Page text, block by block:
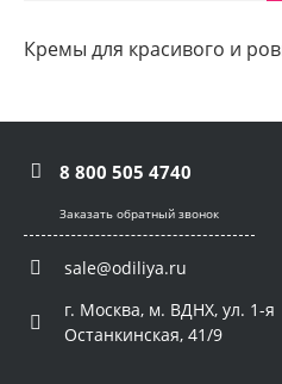
Кремы для красивого и
8 800 505 4740
Заказать обратный звонок
sale@odiliya.ru
г. Москва, м. ВДНХ, ул. 1-я
Останкинская, 41/9